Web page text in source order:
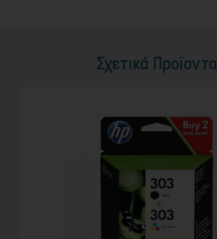
Σχετικά Προϊοντα